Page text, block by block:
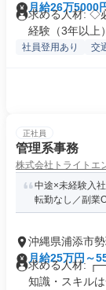
月給26万5000
求める人材: ◇
経験（3年以上
社員登用あり 交
正社員
管理系事務
株式会社トライトエ
中途×未経験入
転勤なし／副業
沖縄県浦添市
月給25万円～
求める人材:
知識・スキルは